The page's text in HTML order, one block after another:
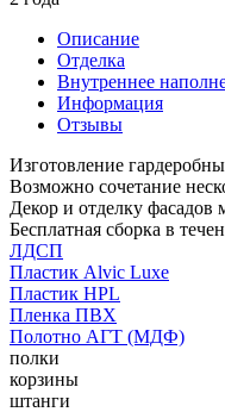
Описание
Отделка
Внутреннее
Информация
Отзывы
Изготовление
Возможно сочетание
Декор и отделку
Бесплатная сборка в
ЛДСП
Пластик Alvic Luxe
Пластик HPL
Пленка ПВХ
Полотно АГТ (МДФ)
полки
корзины
штанги